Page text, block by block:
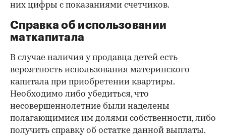
них цифры с показаниями счетчиков.
Справка об использовании
маткапитала
В случае наличия у продавца детей есть
вероятность использования материнского
капитала при приобретении квартиры.
Необходимо либо убедиться, что
несовершеннолетние были наделены
полагающимися им долями собственности, либо
получить справку об остатке данной выплаты.